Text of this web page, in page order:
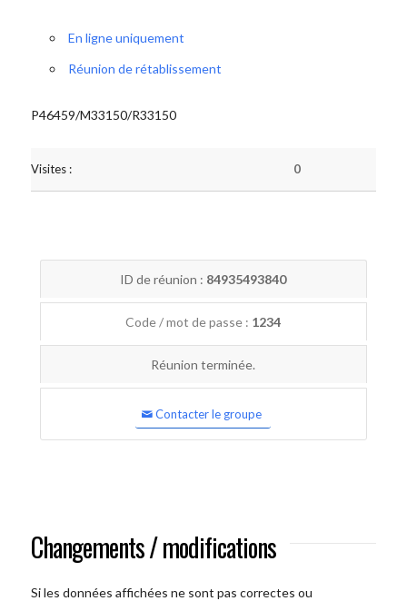
En ligne uniquement
Réunion de rétablissement
P46459/M33150/R33150
Visites : 0
ID de réunion : 84935493840
Code / mot de passe : 1234
Réunion terminée.
Contacter le groupe
Changements / modifications
Si les données affichées ne sont pas correctes ou